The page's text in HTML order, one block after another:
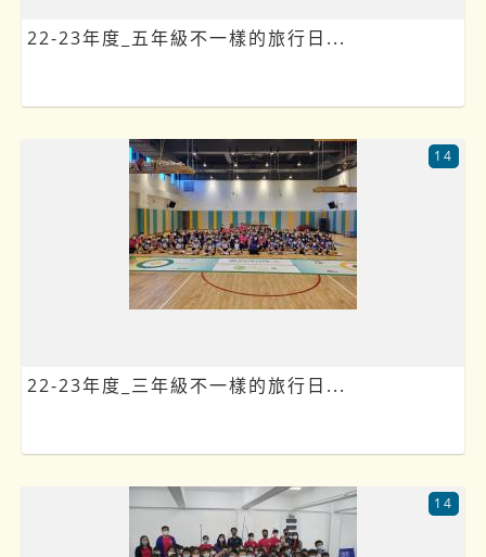
22-23年度_五年級不一樣的旅行日...
22-23年度_三年級不一樣的旅行日...
14
14